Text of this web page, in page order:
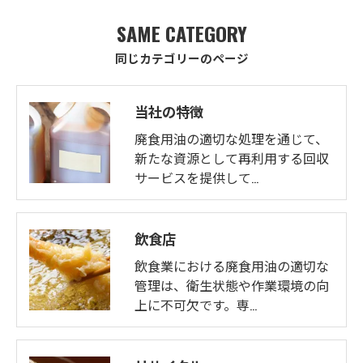
同じカテゴリーのページ
SAME CATEGORY
当社の特徴
廃食用油の適切な処理を通じて、
新たな資源として再利用する回収
サービスを提供して…
飲食店
飲食業における廃食用油の適切な
管理は、衛生状態や作業環境の向
上に不可欠です。専…